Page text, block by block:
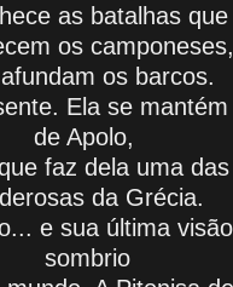
as batalhas
os
os barcos.
Ela se
de Apolo,
faz dela uma
da Grécia.
e sua última
sombrio